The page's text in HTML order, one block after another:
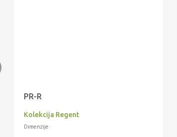
PR-R
Kolekcija Regent
Dimenzije